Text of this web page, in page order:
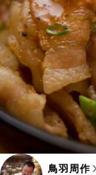
鳥羽周作